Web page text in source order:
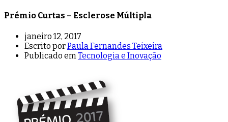
Prémio Curtas – Esclerose Múltipla
janeiro 12, 2017
Escrito porPaula Fernandes Teixeira
Publicado em Tecnologia e Inovação